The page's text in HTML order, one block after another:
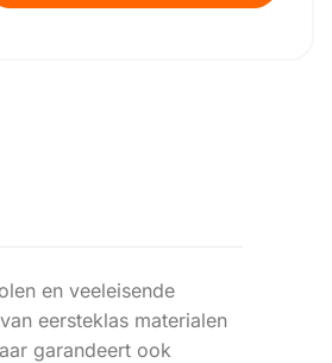
en veeleisende
eersteklas materialen
garandeert ook